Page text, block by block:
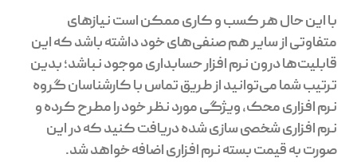
با این حال هر کسب و کاری ممکن است نیازهای
متفاوتی از سایر هم صنفی‌های خود داشته باشد که این
قابلیت‌ها درون نرم افزار حسابداری موجود نباشد؛ بدین
ترتیب شما می‌توانید از طریق تماس با کارشناسان گروه
نرم افزاری محک، ویژگی مورد نظر خود را مطرح کرده و
نرم افزاری شخصی سازی شده دریافت کنید که در این
صورت به قیمت بسته‌ نرم افزاری اضافه خواهد شد.